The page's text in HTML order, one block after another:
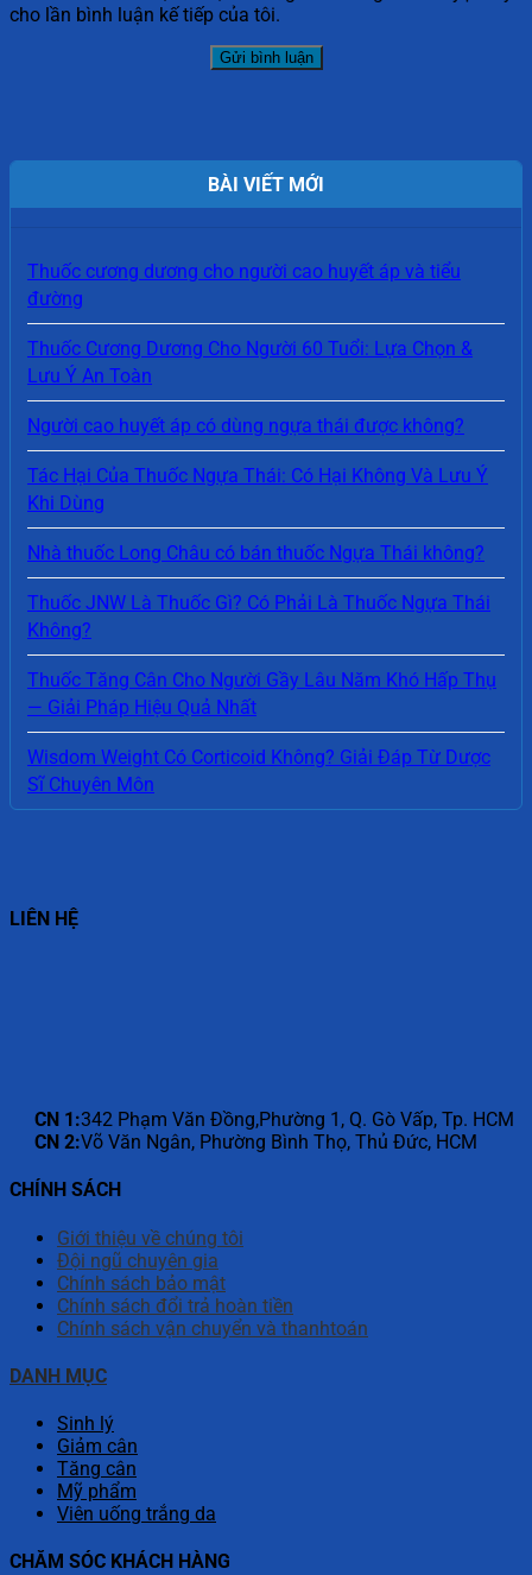
cho lần bình luận kế tiếp của tôi.
BÀI VIẾT MỚI
Thuốc cương dương cho người cao huyết áp và tiểu
đường
Thuốc Cương Dương Cho Người 60 Tuổi: Lựa Chọn &
Lưu Ý An Toàn
Người cao huyết áp có dùng ngựa thái được không?
Tác Hại Của Thuốc Ngựa Thái: Có Hại Không Và Lưu Ý
Khi Dùng
Nhà thuốc Long Châu có bán thuốc Ngựa Thái không?
Thuốc JNW Là Thuốc Gì? Có Phải Là Thuốc Ngựa Thái
Không?
Thuốc Tăng Cân Cho Người Gầy Lâu Năm Khó Hấp Thụ
— Giải Pháp Hiệu Quả Nhất
Wisdom Weight Có Corticoid Không? Giải Đáp Từ Dược
Sĩ Chuyên Môn
LIÊN HỆ
CN 1:342 Phạm Văn Đồng,Phường 1, Q. Gò Vấp, Tp. HCM
CN 2:Võ Văn Ngân, Phường Bình Thọ, Thủ Đức, HCM
CHÍNH SÁCH
Giới thiệu về chúng tôi
Đội ngũ chuyên gia
Chính sách bảo mật
Chính sách đổi trả hoàn tiền
Chính sách vận chuyển và thanhtoán
DANH MỤC
Sinh lý
Giảm cân
Tăng cân
Mỹ phẩm
Viên uống trắng da
CHĂM SÓC KHÁCH HÀNG